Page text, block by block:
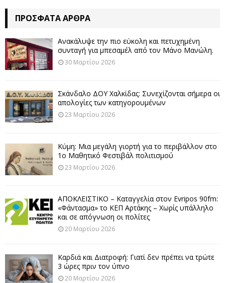
ΠΡΌΣΦΑΤΑ ΆΡΘΡΑ
Ανακάλυψε την πιο εύκολη και πετυχημένη
συνταγή για μπεσαμέλ από τον Μάνο Μανώλη.
30 Μαρτίου 2026
Σκάνδαλο ΔΟΥ Χαλκίδας: Συνεχίζονται σήμερα οι
απολογίες των κατηγορουμένων
23 Μαρτίου 2026
Κύμη: Μια μεγάλη γιορτή για το περιβάλλον στο
1ο Μαθητικό Φεστιβάλ πολιτισμού
23 Μαρτίου 2026
ΑΠΟΚΛΕΙΣΤΙΚΟ – Καταγγελία στον Evripos 90fm:
«Φάντασμα» το ΚΕΠ Αρτάκης – Χωρίς υπάλληλο
και σε απόγνωση οι πολίτες
20 Μαρτίου 2026
Καρδιά και Διατροφή: Γιατί δεν πρέπει να τρώτε
3 ώρες πριν τον ύπνο
20 Μαρτίου 2026